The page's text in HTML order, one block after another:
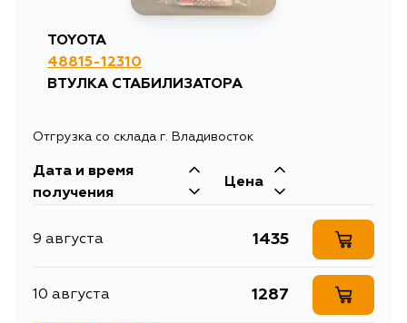
TOYOTA
48815-12310
ВТУЛКА СТАБИЛИЗАТОРА
Отгрузка со склада г. Владивосток
Дата и время
получения
Цена
9 августа 1435
10 августа 1287